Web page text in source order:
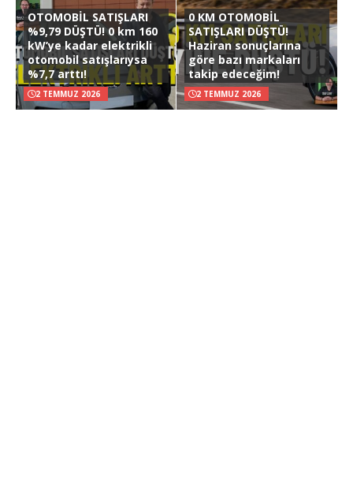
OTOMOBİL SATIŞLARI
%9,79 DÜŞTÜ! 0 km 160
kW’ye kadar elektrikli
otomobil satışlarıysa
%7,7 arttı!
2 TEMMUZ 2026
0 KM OTOMOBİL
SATIŞLARI DÜŞTÜ!
Haziran sonuçlarına
göre bazı markaları
takip edeceğim!
2 TEMMUZ 2026